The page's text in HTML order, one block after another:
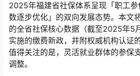
2025年福建省社保体系呈现「职工
数逐步优化」的双向发展态势。本文
的全省社保核心数据（截至2025年5
实施的缴费新政，并附权威机构认证
值得关注的是，灵活就业群体的参保
调整。